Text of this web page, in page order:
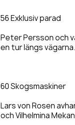
56 Exklusiv parad
Peter Persson och
en tur längs vägarna.
60 Skogsmaskiner
Lars von Rosen
och Vilhelmina